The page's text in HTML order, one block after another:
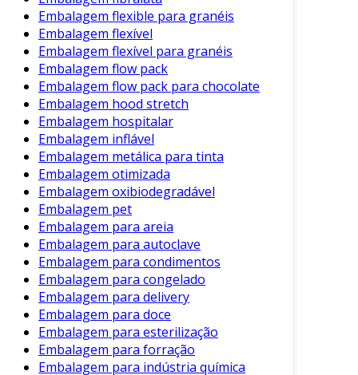
indústrias. Suas aplicações abrangem:
Setor de Alimentos
produtos frágeis, como ovos e frutas,
garantindo a integridade durante o
transporte.
Eletrônicos: Protege dispositivos
eletrônicos, como smartphones e laptops,
contra impactos e arranhões.
Materiais de Construção: Usada para
embalar itens pesados e volumosos, como
azulejos e vidros, proporcionando
segurança.
E-commerce: Amplamente utilizada na
proteção de mercadorias enviadas
diretamente ao consumidor, garantindo
produtos em perfeito estado.
Comparação com Outras Tipos de
Embalagem flexible para granéis
Embalagem flexível
Embalagem flexível para granéis
Embalagem flow pack
Embalagem flow pack para chocolate
Embalagem hood stretch
Embalagem hospitalar
Embalagem inflável
Embalagem metálica para tinta
Embalagem otimizada
Embalagem oxibiodegradável
Embalagem pet
Embalagem para areia
Embalagem para autoclave
Embalagem para condimentos
Embalagem para congelado
Embalagem para delivery
Embalagem para doce
Embalagem para esterilização
Embalagem para forração
Embalagem para indústria química